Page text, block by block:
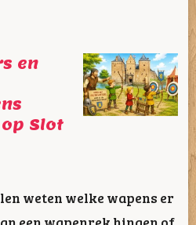
en
Slot
weten welke wapens er